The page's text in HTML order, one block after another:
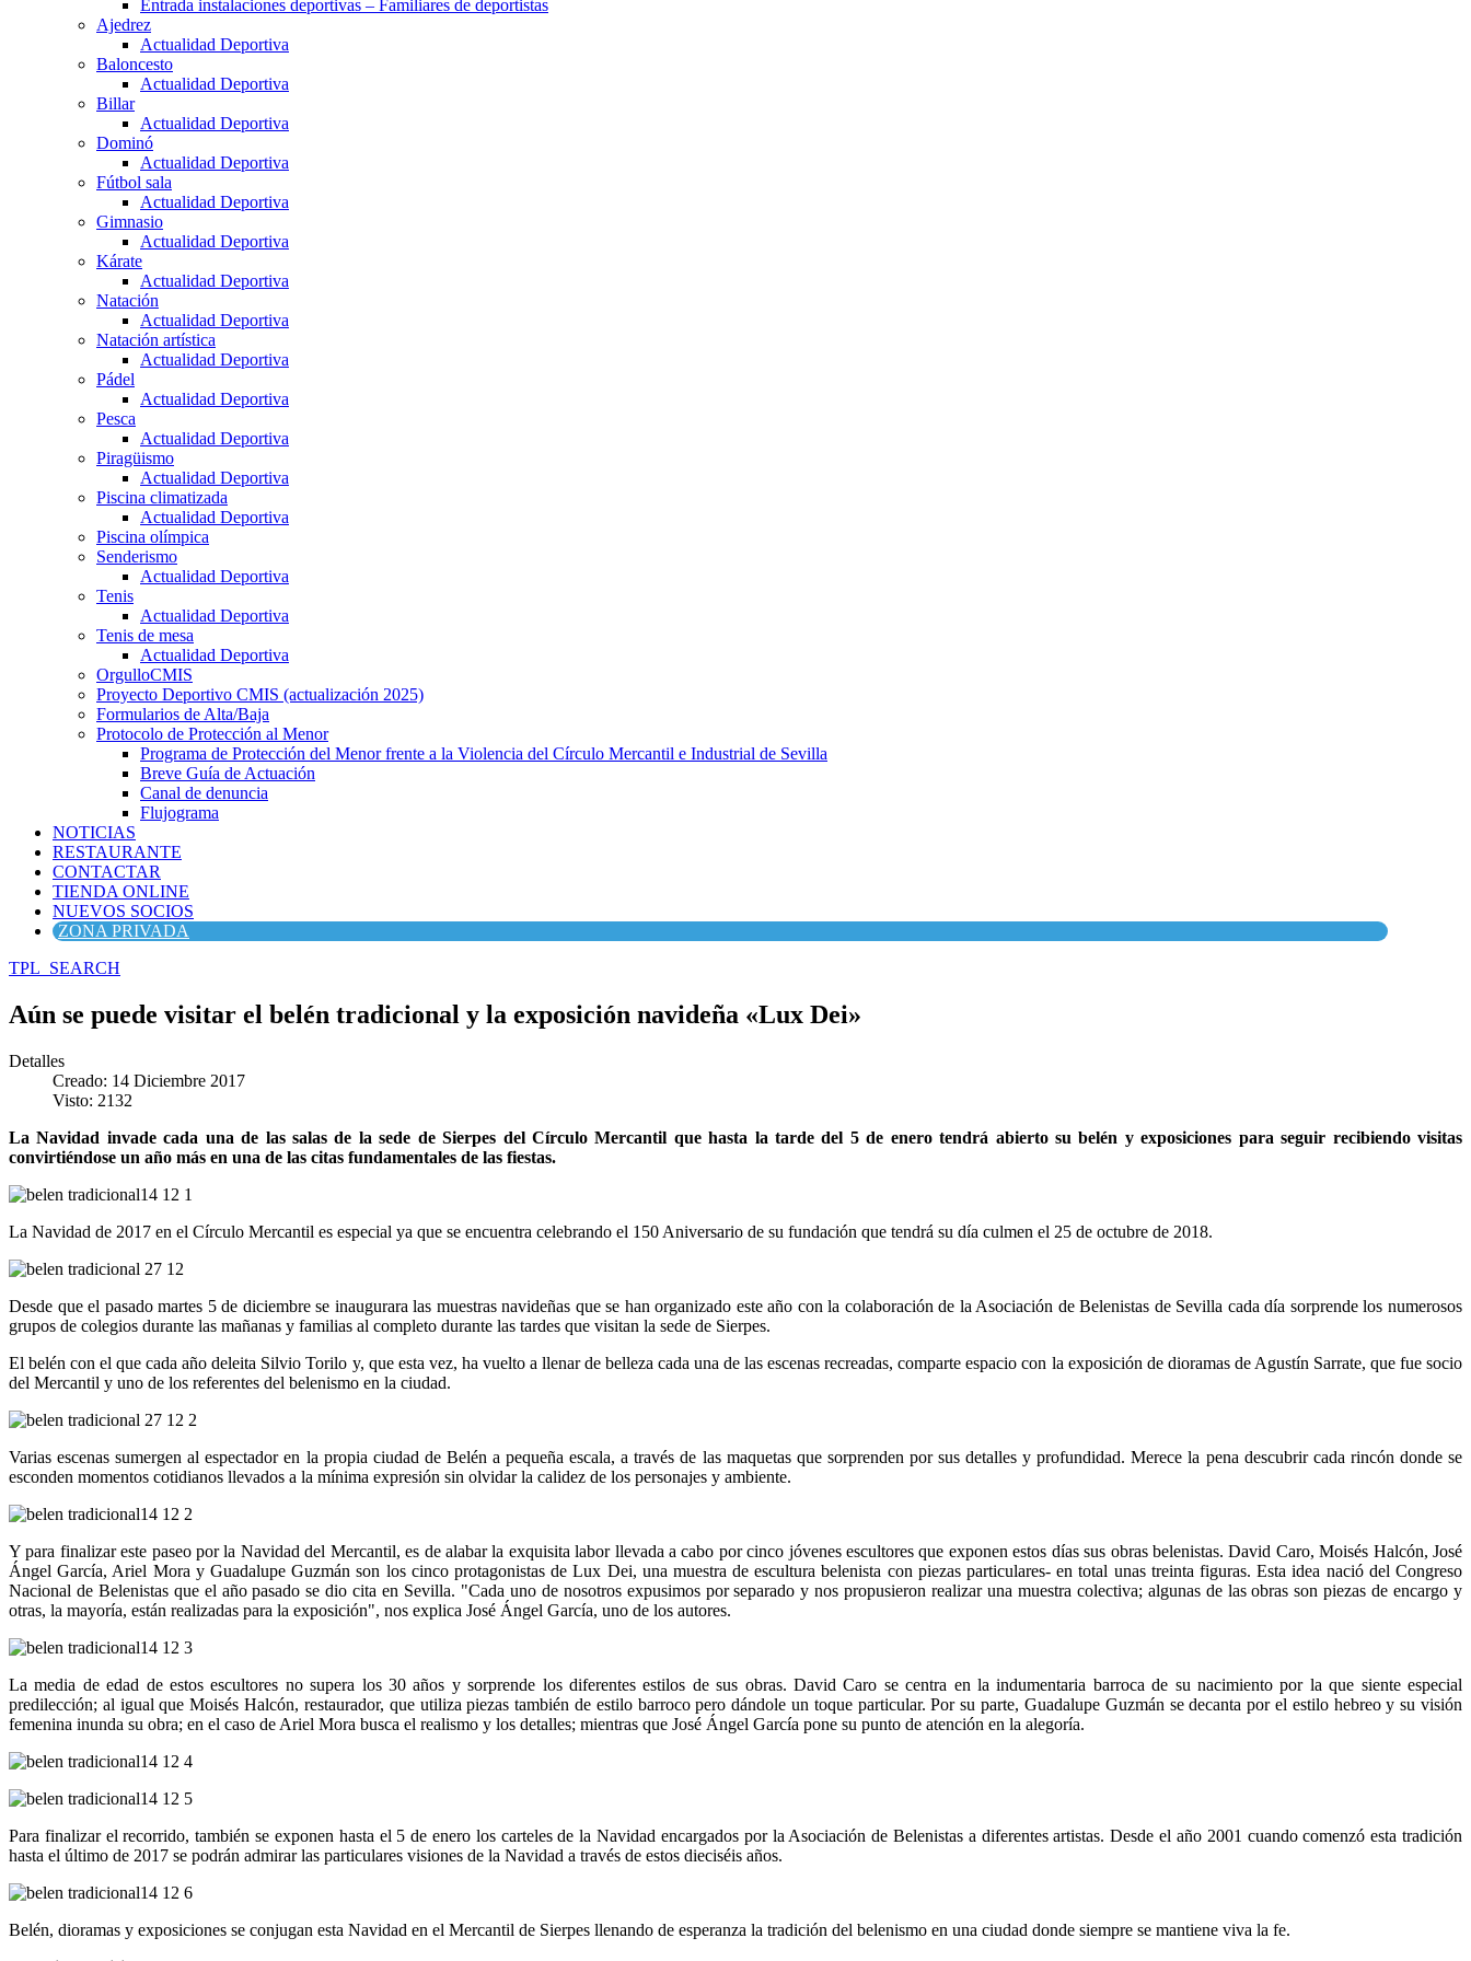
Entrada instalaciones deportivas – Familiares de deportistas
Ajedrez
Actualidad Deportiva
Baloncesto
Actualidad Deportiva
Billar
Actualidad Deportiva
Dominó
Actualidad Deportiva
Fútbol sala
Actualidad Deportiva
Gimnasio
Actualidad Deportiva
Kárate
Actualidad Deportiva
Natación
Actualidad Deportiva
Natación artística
Actualidad Deportiva
Pádel
Actualidad Deportiva
Pesca
Actualidad Deportiva
Piragüismo
Actualidad Deportiva
Piscina climatizada
Actualidad Deportiva
Piscina olímpica
Senderismo
Actualidad Deportiva
Tenis
Actualidad Deportiva
Tenis de mesa
Actualidad Deportiva
OrgulloCMIS
Proyecto Deportivo CMIS (actualización 2025)
Formularios de Alta/Baja
Protocolo de Protección al Menor
Programa de Protección del Menor frente a la Violencia del Círculo Mercantil e Industrial de Sevilla
Breve Guía de Actuación
Canal de denuncia
Flujograma
NOTICIAS
RESTAURANTE
CONTACTAR
TIENDA ONLINE
NUEVOS SOCIOS
ZONA PRIVADA
TPL_SEARCH
Aún se puede visitar el belén tradicional y la exposición navideña «Lux Dei»
Detalles
Creado: 14 Diciembre 2017
Visto: 2132
La Navidad invade cada una de las salas de la sede de Sierpes del Círculo Mercantil que hasta la tarde del 5 de enero tendrá abierto su belén y exposiciones para seguir recibiendo visitas
convirtiéndose un año más en una de las citas fundamentales de las fiestas.
La Navidad de 2017 en el Círculo Mercantil es especial ya que se encuentra celebrando el 150 Aniversario de su fundación que tendrá su día culmen el 25 de octubre de 2018.
Desde que el pasado martes 5 de diciembre se inaugurara las muestras navideñas que se han organizado este año con la colaboración de la Asociación de Belenistas de Sevilla cada día sorprende los numerosos
grupos de colegios durante las mañanas y familias al completo durante las tardes que visitan la sede de Sierpes.
El belén con el que cada año deleita Silvio Torilo y, que esta vez, ha vuelto a llenar de belleza cada una de las escenas recreadas, comparte espacio con la exposición de dioramas de Agustín Sarrate, que fue socio
del Mercantil y uno de los referentes del belenismo en la ciudad.
Varias escenas sumergen al espectador en la propia ciudad de Belén a pequeña escala, a través de las maquetas que sorprenden por sus detalles y profundidad. Merece la pena descubrir cada rincón donde se
esconden momentos cotidianos llevados a la mínima expresión sin olvidar la calidez de los personajes y ambiente.
Y para finalizar este paseo por la Navidad del Mercantil, es de alabar la exquisita labor llevada a cabo por cinco jóvenes escultores que exponen estos días sus obras belenistas. David Caro, Moisés Halcón, José
Ángel García, Ariel Mora y Guadalupe Guzmán son los cinco protagonistas de Lux Dei, una muestra de escultura belenista con piezas particulares- en total unas treinta figuras. Esta idea nació del Congreso
Nacional de Belenistas que el año pasado se dio cita en Sevilla. "Cada uno de nosotros expusimos por separado y nos propusieron realizar una muestra colectiva; algunas de las obras son piezas de encargo y
otras, la mayoría, están realizadas para la exposición", nos explica José Ángel García, uno de los autores.
La media de edad de estos escultores no supera los 30 años y sorprende los diferentes estilos de sus obras. David Caro se centra en la indumentaria barroca de su nacimiento por la que siente especial
predilección; al igual que Moisés Halcón, restaurador, que utiliza piezas también de estilo barroco pero dándole un toque particular. Por su parte, Guadalupe Guzmán se decanta por el estilo hebreo y su visión
femenina inunda su obra; en el caso de Ariel Mora busca el realismo y los detalles; mientras que José Ángel García pone su punto de atención en la alegoría.
Para finalizar el recorrido, también se exponen hasta el 5 de enero los carteles de la Navidad encargados por la Asociación de Belenistas a diferentes artistas. Desde el año 2001 cuando comenzó esta tradición
hasta el último de 2017 se podrán admirar las particulares visiones de la Navidad a través de estos dieciséis años.
Belén, dioramas y exposiciones se conjugan esta Navidad en el Mercantil de Sierpes llenando de esperanza la tradición del belenismo en una ciudad donde siempre se mantiene viva la fe.